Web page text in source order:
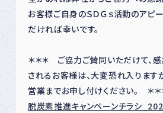
お客様ご自身のＳＤＧｓ活動のアピ
だければ幸いです。
＊＊＊ ご協力ご賛同いただけて、
されるお客様は、大変恐れ入ります
営業までお申し付けください。 ＊＊
脱炭素推進キャンペーンチラシ